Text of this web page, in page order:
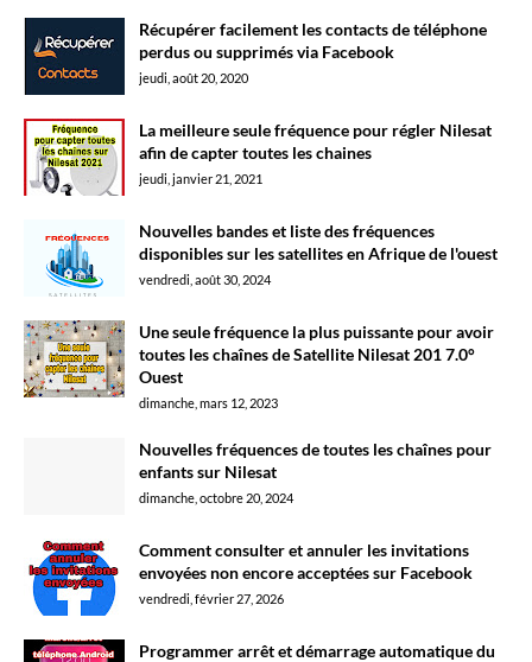
Récupérer facilement les contacts de téléphone
perdus ou supprimés via Facebook
jeudi, août 20, 2020
La meilleure seule fréquence pour régler Nilesat
afin de capter toutes les chaines
jeudi, janvier 21, 2021
Nouvelles bandes et liste des fréquences
disponibles sur les satellites en Afrique de l'ouest
vendredi, août 30, 2024
Une seule fréquence la plus puissante pour avoir
toutes les chaînes de Satellite Nilesat 201 7.0°
Ouest
dimanche, mars 12, 2023
Nouvelles fréquences de toutes les chaînes pour
enfants sur Nilesat
dimanche, octobre 20, 2024
Comment consulter et annuler les invitations
envoyées non encore acceptées sur Facebook
vendredi, février 27, 2026
Programmer arrêt et démarrage automatique du